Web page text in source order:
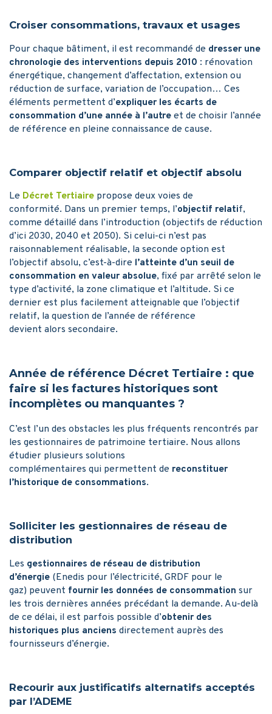
Croiser consommations, travaux et usages
Pour chaque bâtiment, il est recommandé de dresser une
chronologie des interventions depuis 2010 : rénovation
énergétique, changement d’affectation, extension ou
réduction de surface, variation de l’occupation… Ces
éléments permettent d’expliquer les écarts de
consommation d’une année à l’autre et de choisir l’année
de référence en pleine connaissance de cause.
Comparer objectif relatif et objectif absolu
Le Décret Tertiaire propose deux voies de
conformité. Dans un premier temps, l’objectif relatif,
comme détaillé dans l’introduction (objectifs de réduction
d’ici 2030, 2040 et 2050). Si celui-ci n’est pas
raisonnablement réalisable, la seconde option est
l’objectif absolu, c’est-à-dire l’atteinte d’un seuil de
consommation en valeur absolue, fixé par arrêté selon le
type d’activité, la zone climatique et l’altitude. Si ce
dernier est plus facilement atteignable que l’objectif
relatif, la question de l’année de référence
devient alors secondaire.
Année de référence Décret Tertiaire : que
faire si les factures historiques sont
incomplètes ou manquantes ?
C’est l’un des obstacles les plus fréquents rencontrés par
les gestionnaires de patrimoine tertiaire. Nous allons
étudier plusieurs solutions
complémentaires qui permettent de reconstituer
l’historique de consommations.
Solliciter les gestionnaires de réseau de
distribution
Les gestionnaires de réseau de distribution
d’énergie (Enedis pour l’électricité, GRDF pour le
gaz) peuvent fournir les données de consommation sur
les trois dernières années précédant la demande. Au-delà
de ce délai, il est parfois possible d’obtenir des
historiques plus anciens directement auprès des
fournisseurs d’énergie.
Recourir aux justificatifs alternatifs acceptés
par l’ADEME